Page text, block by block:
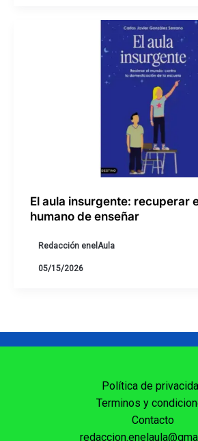
El aula insurgente: recuperar
humano de enseñar
Redacción enelAula
05/15/2026
Política de
Terminos y
Contacto